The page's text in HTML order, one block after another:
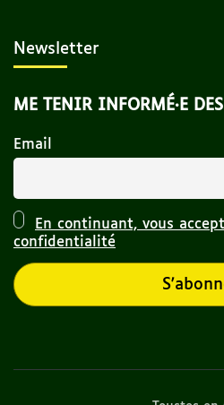
Newsletter
ME TENIR INFORMÉ·E
Email
En continuant, vous
confidentialité